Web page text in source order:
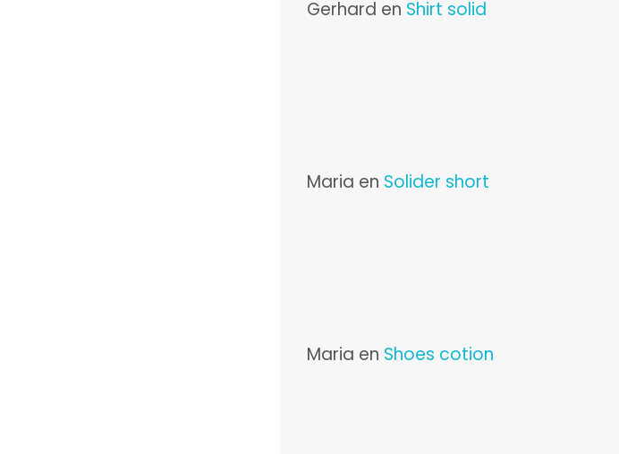
Gerhard en Shirt solid
Maria en Solider short
Maria en Shoes cotion